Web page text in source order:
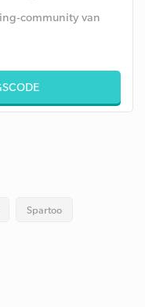
community van
Spartoo